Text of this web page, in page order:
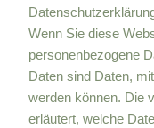
Wenn Sie diese
personenbezogene
Daten sind Daten,
werden können. Die
erläutert, welche